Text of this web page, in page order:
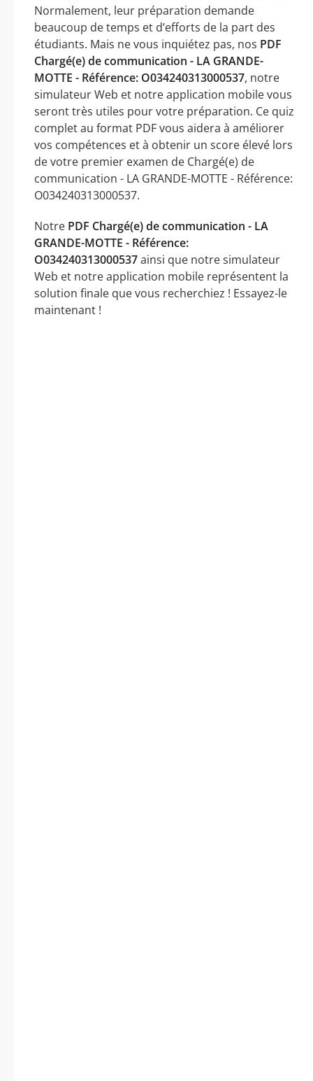
Normalement, leur préparation demande
beaucoup de temps et d’efforts de la part des
étudiants. Mais ne vous inquiétez pas, nos PDF
Chargé(e) de communication - LA GRANDE-
MOTTE - Référence: O034240313000537, notre
simulateur Web et notre application mobile vous
seront très utiles pour votre préparation. Ce quiz
complet au format PDF vous aidera à améliorer
vos compétences et à obtenir un score élevé lors
de votre premier examen de Chargé(e) de
communication - LA GRANDE-MOTTE - Référence:
O034240313000537.
Notre PDF Chargé(e) de communication - LA
GRANDE-MOTTE - Référence:
O034240313000537ainsi que notre simulateur
Web et notre application mobile représentent la
solution finale que vous recherchiez ! Essayez-le
maintenant !